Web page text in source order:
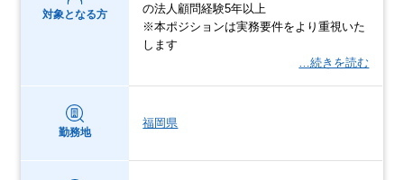
対象となる方
の法人顧問経験5年以上
※本ポジションは実務要件をより重視いた
します
…続きを読む
勤務地
福岡県